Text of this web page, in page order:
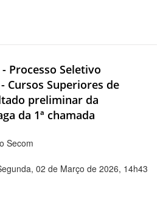
Processo Seletivo
Cursos Superiores de
preliminar da
da 1ª chamada
Secom
02 de Março de 2026, 14h43